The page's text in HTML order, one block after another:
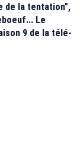
de la tentation",
Le
9 de la télé-